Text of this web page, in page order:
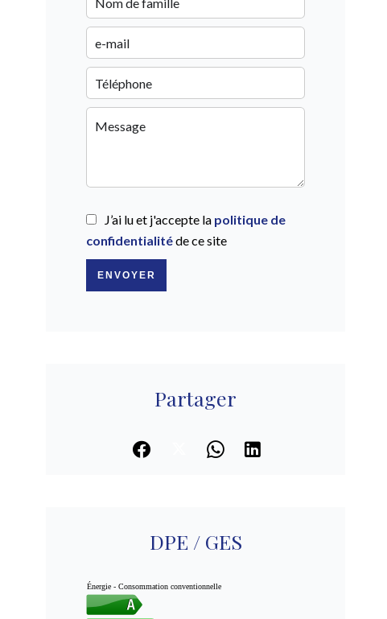
J’ai lu et j'accepte la politique de
confidentialitéde ce site
ENVOYER
Partager
DPE / GES
Énergie - Consommation conventionnelle